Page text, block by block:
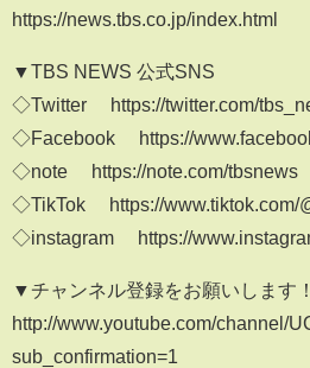
https://news.tbs.co.jp/index.html
▼TBS NEWS 公式SNS
◇Twitter https://twitter.com/
◇Facebook https://
◇note https://note.com/
◇TikTok https://www.tiktok.com/
◇instagram https://
▼チャンネル登録をお願いします！
http://www.youtube.com/channel/
sub_confirmation=1